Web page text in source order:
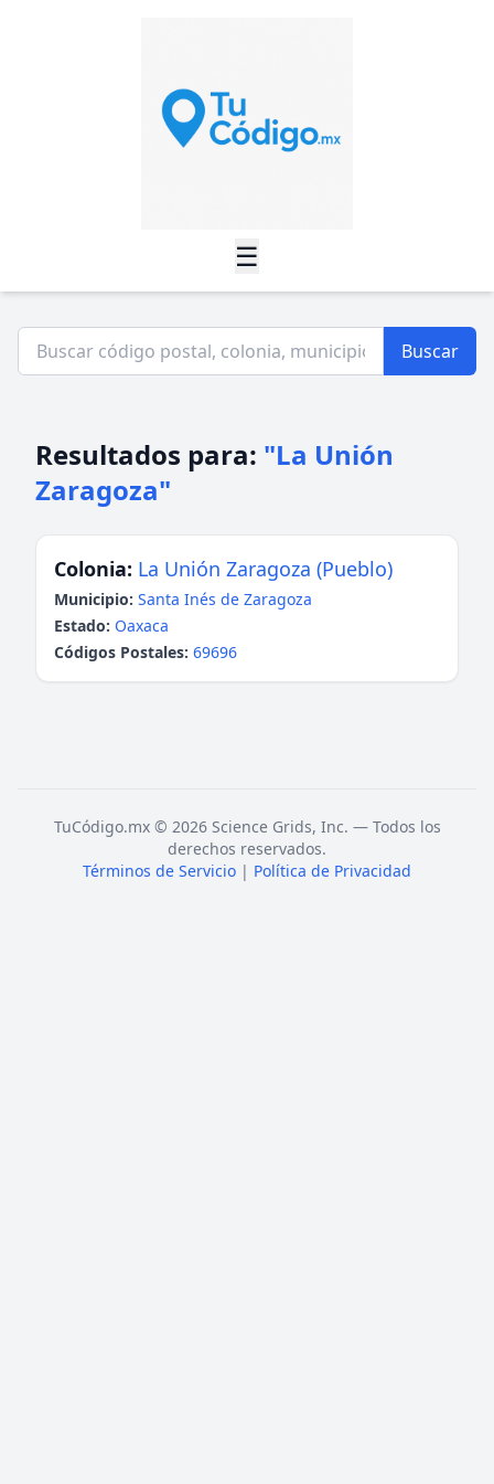
☰
Buscar
Resultados para: "La Unión
Zaragoza"
Colonia: La Unión Zaragoza (Pueblo)
Municipio: Santa Inés de Zaragoza
Estado: Oaxaca
Códigos Postales: 69696
TuCódigo.mx © 2026 Science Grids, Inc. — Todos los
derechos reservados.
Términos de Servicio | Política de Privacidad